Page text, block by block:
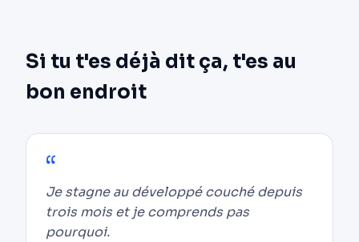
Si tu t'es déjà dit ça, t'es au
bon endroit
Je stagne au développé couché depuis
trois mois et je comprends pas
pourquoi.